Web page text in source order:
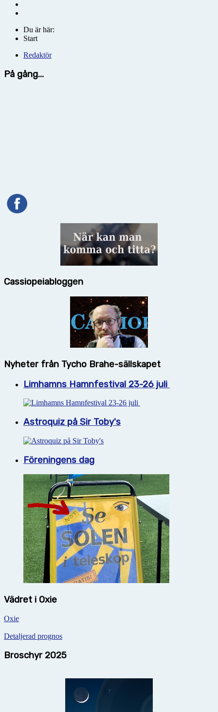
Du är här:
Start
Redaktör
På gång...
Cassiopeiabloggen
Nyheter från Tycho Brahe-sällskapet
Limhamns Hamnfestival 23-26 juli
Astroquiz på Sir Toby's
Föreningens dag
Vädret i Oxie
Oxie
Detaljerad prognos
Broschyr 2025